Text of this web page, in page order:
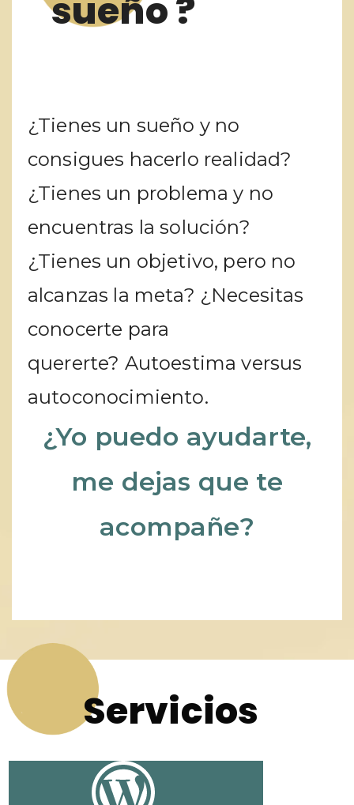
sueño ?
¿Tienes un sueño y no
consigues hacerlo realidad?
¿Tienes un problema y no
encuentras la solución?
¿Tienes un objetivo, pero no
alcanzas la meta? ¿Necesitas
conocerte para
quererte? Autoestima versus
autoconocimiento.
¿Yo puedo ayudarte,
me dejas que te
acompañe?
Servicios